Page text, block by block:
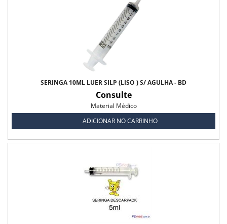
Fralda Descartavel Infantil Pom Pom
Fralda Geriátrica Descartável Protfral
Fralda Geriátrica Noite e Dia Biofral
Fralda Geriátrica Noturna Bigfral
Fralda Geriátrica Plus Biofral
Fralda Geriátrica Tena Confort - Biofral
Fralda Geriátrica Tena Pants Biofral
SERINGA 10ML LUER SILP (LISO ) S/ AGULHA - BD
Consulte
Material Médico
ADICIONAR NO CARRINHO